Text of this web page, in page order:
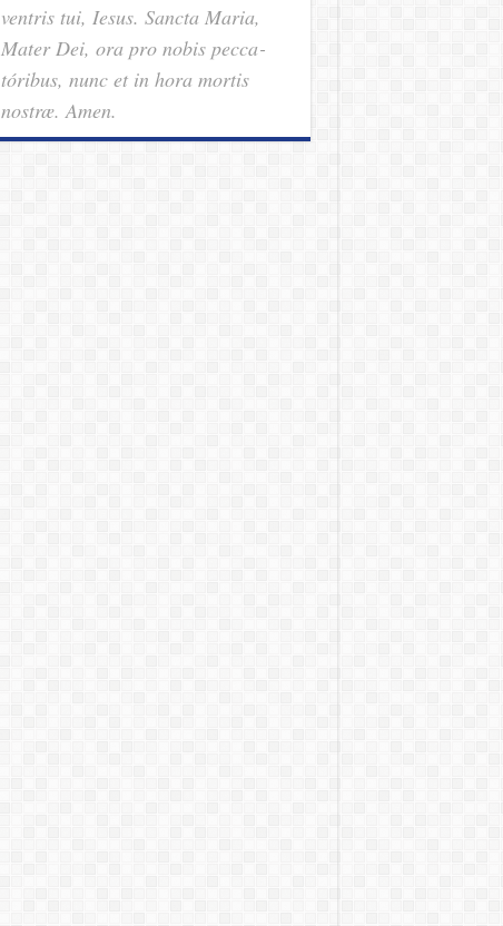
ventris tui, Iesus. Sancta Maria,
Mater Dei, ora pro nobis pec­ca­
tóribus, nunc et in hora mortis
nostræ. Amen.